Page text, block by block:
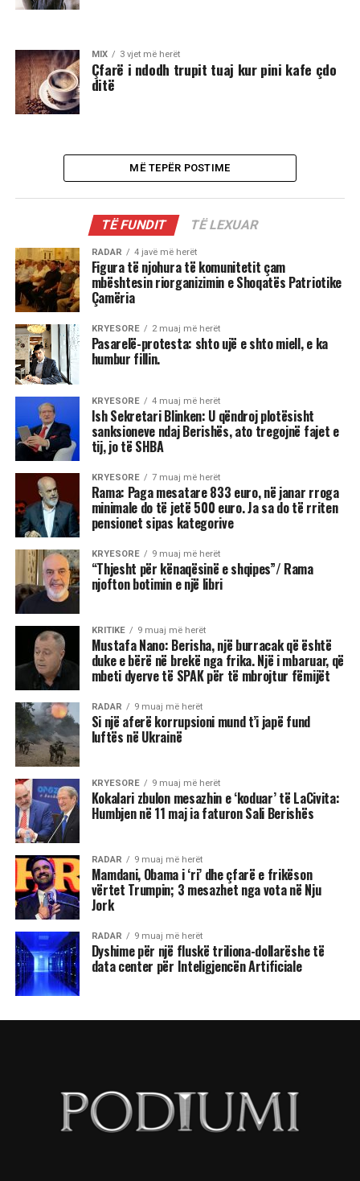
MIX 3 vjet më herët
Çfarë i ndodh trupit tuaj kur pini kafe çdo
ditë
MË TEPËR POSTIME
TË FUNDIT TË LEXUAR
RADAR 4 javë më herët
Figura të njohura të komunitetit çam
mbështesin riorganizimin e Shoqatës Patriotike
Çamëria
KRYESORE 2 muaj më herët
Pasarelë-protesta: shto ujë e shto miell, e ka
humbur fillin.
KRYESORE 4 muaj më herët
Ish Sekretari Blinken: U qëndroj plotësisht
sanksioneve ndaj Berishës, ato tregojnë fajet e
tij, jo të SHBA
KRYESORE 7 muaj më herët
Rama: Paga mesatare 833 euro, në janar rroga
minimale do të jetë 500 euro. Ja sa do të rriten
pensionet sipas kategorive
KRYESORE 9 muaj më herët
“Thjesht për kënaqësinë e shqipes”/ Rama
njofton botimin e një libri
KRITIKE 9 muaj më herët
Mustafa Nano: Berisha, një burracak që është
duke e bërë në brekë nga frika. Një i mbaruar, që
mbeti dyerve të SPAK për të mbrojtur fëmijët
RADAR 9 muaj më herët
Si një aferë korrupsioni mund t’i japë fund
luftës në Ukrainë
KRYESORE 9 muaj më herët
Kokalari zbulon mesazhin e ‘koduar’ të LaCivita:
Humbjen në 11 maj ia faturon Sali Berishës
RADAR 9 muaj më herët
Mamdani, Obama i ‘ri’ dhe çfarë e frikëson
vërtet Trumpin; 3 mesazhet nga vota në Nju
Jork
RADAR 9 muaj më herët
Dyshime për një fluskë triliona-dollarëshe të
data center për Inteligjencën Artificiale